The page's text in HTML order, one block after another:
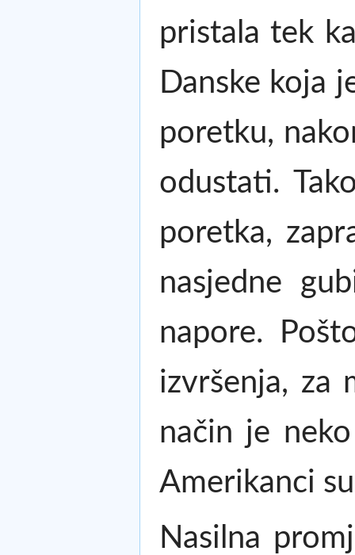
pristala tek
Danske koja
poretku,
odustati.
poretka,
nasjedne
napore.
izvršenja, za
način je
Amerikanci
Nasilna